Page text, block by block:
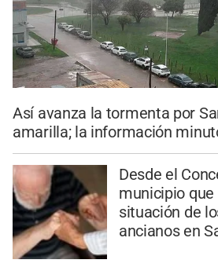
Así avanza la tormenta por
amarilla; la información
Desde el
municipio
situación de
ancianos en